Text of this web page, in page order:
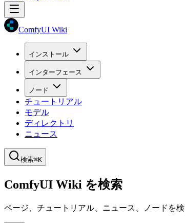
ComfyUI Wiki
インストール
インターフェース
ノード
チュートリアル
モデル
ディレクトリ
ニュース
検索⌘K
ComfyUI Wiki を検索
ページ、チュートリアル、ニュース、ノードを検